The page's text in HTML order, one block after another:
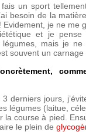
un sport
besoin de la
Evidement, je ne me
et je
mais je
souvent un
derniers jours,
légumes (laitue,
la course à pied.
le plein de